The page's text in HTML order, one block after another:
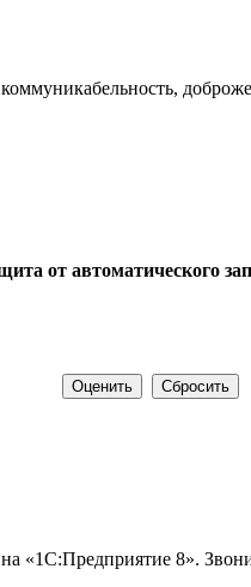
от автоматического
«1С:Предприятие 8».